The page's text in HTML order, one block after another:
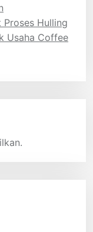
Proses Hulling
Usaha Coffee